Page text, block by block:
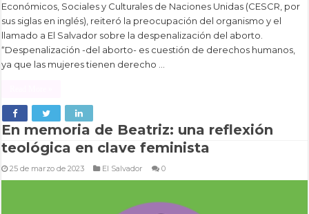
Económicos, Sociales y Culturales de Naciones Unidas (CESCR, por
sus siglas en inglés), reiteró la preocupación del organismo y el
llamado a El Salvador sobre la despenalización del aborto.
“Despenalización -del aborto- es cuestión de derechos humanos,
ya que las mujeres tienen derecho …
En memoria de Beatriz: una reflexión
teológica en clave feminista
25 de marzo de 2023 El Salvador 0